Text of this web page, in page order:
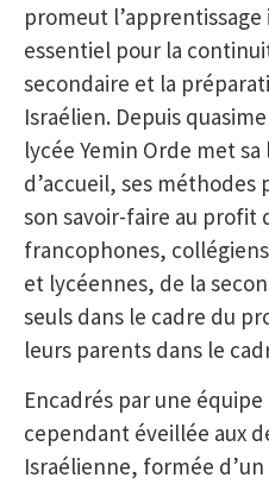
promeut
essentiel pour la
secondaire et la
Israélien. Depuis
lycée Yemin Orde met
d’accueil, ses
son savoir-faire au profit
francophones,
et lycéennes, de la
seuls dans le cadre du
leurs parents dans le
Encadrés par une
cependant éveillée aux
Israélienne, formée